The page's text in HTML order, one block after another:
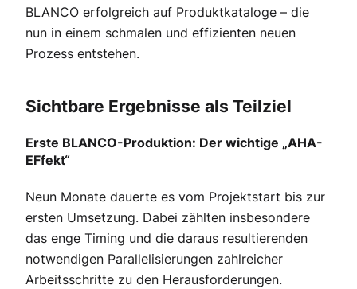
BLANCO erfolgreich auf Produktkataloge – die
nun in einem schmalen und effizienten neuen
Prozess entstehen.
Sichtbare Ergebnisse als Teilziel
Erste BLANCO-Produktion: Der wichtige „AHA-
EFfekt“
Neun Monate dauerte es vom Projektstart bis zur
ersten Umsetzung. Dabei zählten insbesondere
das enge Timing und die daraus resultierenden
notwendigen Parallelisierungen zahlreicher
Arbeitsschritte zu den Herausforderungen.